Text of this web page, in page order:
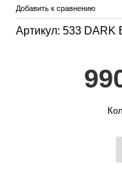
Добавить к сравнению
Артикул: 533 DARK